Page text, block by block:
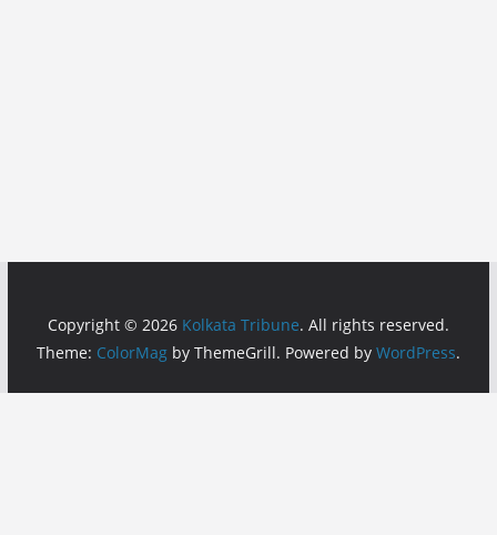
Copyright © 2026 Kolkata Tribune. All rights reserved.
Theme: ColorMagby ThemeGrill. Powered by WordPress.